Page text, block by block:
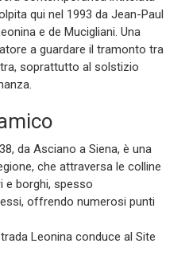
qui nel 1993 da Jean-Paul
e de Mucigliani. Una
a guardare il tramonto tra
soprattutto al solstizio
da Asciano a Siena, è una
che attraversa le colline
e borghi, spesso
offrendo numerosi punti
Leonina conduce al Site